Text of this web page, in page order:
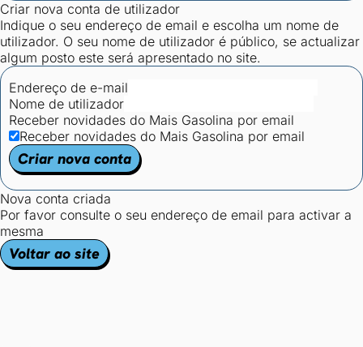
Criar nova conta de utilizador
Indique o seu endereço de email e escolha um nome de
utilizador. O seu nome de utilizador é público, se actualizar
algum posto este será apresentado no site.
Endereço de e-mail
Nome de utilizador
Receber novidades do Mais Gasolina por email
Receber novidades do Mais Gasolina por email
Criar nova conta
Nova conta criada
Por favor consulte o seu endereço de email para activar a
mesma
Voltar ao site